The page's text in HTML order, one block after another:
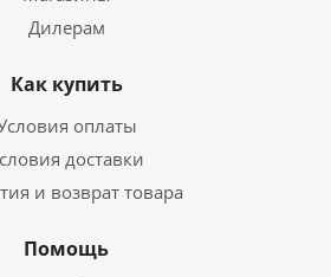
Дилерам
Как купить
оплаты
доставки
и возврат товара
Помощь